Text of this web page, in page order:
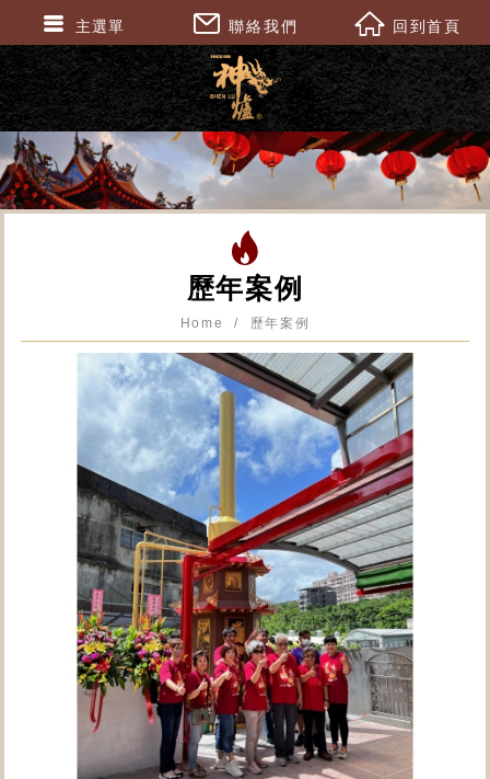
歷年案例
Home 歷年案例
主選單 聯絡我們 回到首頁